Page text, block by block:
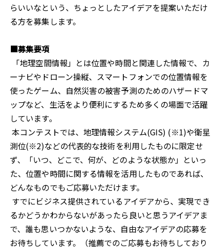
らいいなという、ちょっとしたアイデアを提案いただけ
る方を募集します。
■募集要項
「地理空間情報」とは位置や時間と関連した情報で、カ
ーナビやドローン操縦、スマートフォンでの位置情報を
使ったゲーム、自然災害の被害予測のためのハザードマ
ップなど、生活をより便利にするため多くの場面で活躍
しています。
本コンテストでは、地理情報システム(GIS) (※1)や衛星
測位(※2)などの代表的な技術を利用したものに限定せ
ず、「いつ、どこで、何が、どのような状態か」といっ
た、位置や時間に関する情報を活用したものであれば、
どんなものでもご応募いただけます。
すでにビジネス提供されているアイデアから、実現でき
るかどうかわからないがあったら良いと思うアイデアま
で、誰も思いつかないような、自由なアイデアの応募を
お待ちしています。（推薦でのご応募もお待ちしており